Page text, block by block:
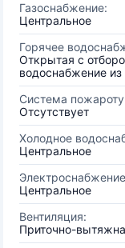
Газоснабжение:
Центральное
Горячее
Открытая с
водоснабжение из
Система
Отсутствует
Холодное
Центральное
Центральное
Вентиляция:
Приточно-